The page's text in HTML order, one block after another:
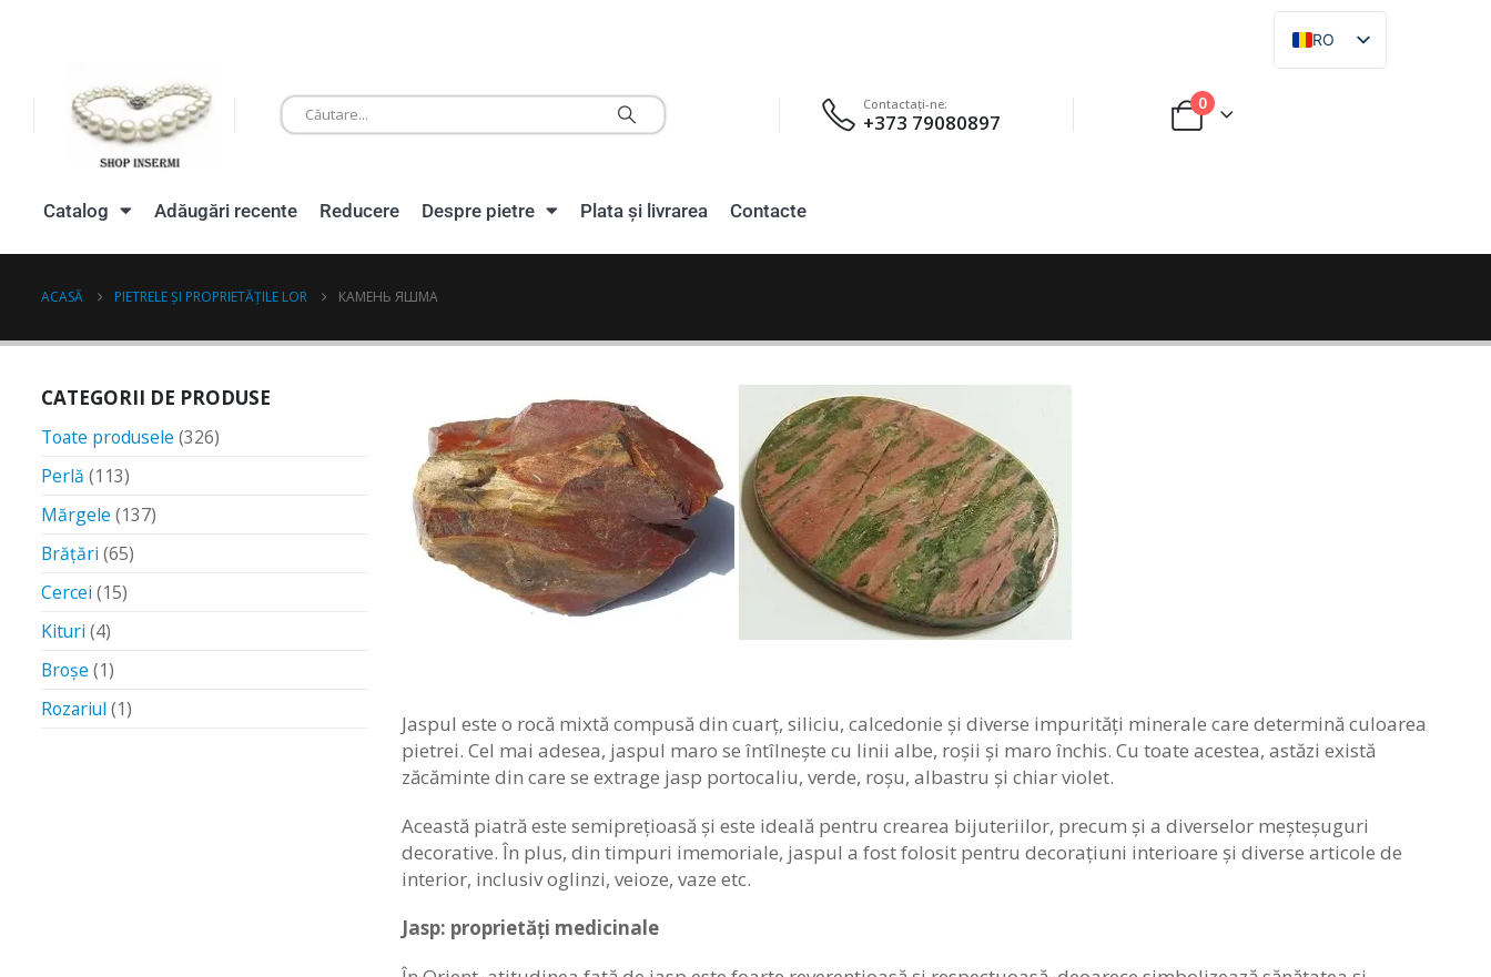
RO
RU
Contactaţi-ne:
+373 79080897
0
Catalog Adăugări recente Reducere Despre pietre Plata și livrarea Contacte
ACASĂ PIETRELE ȘI PROPRIETĂȚILE LOR КАМЕНЬ ЯШМА
Jaspul este o rocă mixtă compusă din cuarț, siliciu, calcedonie și diverse impurități minerale care determină culoarea
pietrei. Cel mai adesea, jaspul maro se întîlnește cu linii albe, roșii și maro închis. Cu toate acestea, astăzi există
zăcăminte din care se extrage jasp portocaliu, verde, roșu, albastru și chiar violet.
Această piatră este semiprețioasă și este ideală pentru crearea bijuteriilor, precum și a diverselor meșteșuguri
decorative. În plus, din timpuri imemoriale, jaspul a fost folosit pentru decorațiuni interioare și diverse articole de
interior, inclusiv oglinzi, veioze, vaze etc.
Jasp: proprietăți medicinale
CATEGORII DE PRODUSE
Toate produsele (326)
Perlă (113)
Mărgele (137)
Brățări (65)
Cercei (15)
Kituri (4)
Broșe (1)
Rozariul (1)